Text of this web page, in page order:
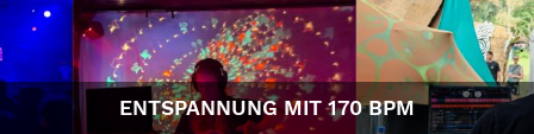
ENTSPANNUNG MIT 170 BPM